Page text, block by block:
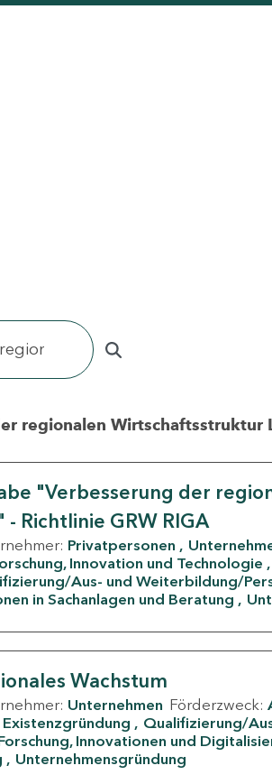
regionalen Wirtschaftsstruktur
"Verbesserung der
Richtlinie GRW RIGA
Privatpersonen
Innovation und Technologie
Aus- und Weiterbildung/
in Sachanlagen und Beratung
Wachstum
Unternehmen Förderzweck:
Existenzgründung
Qualifizierung/
Innovationen und
Unternehmensgründung